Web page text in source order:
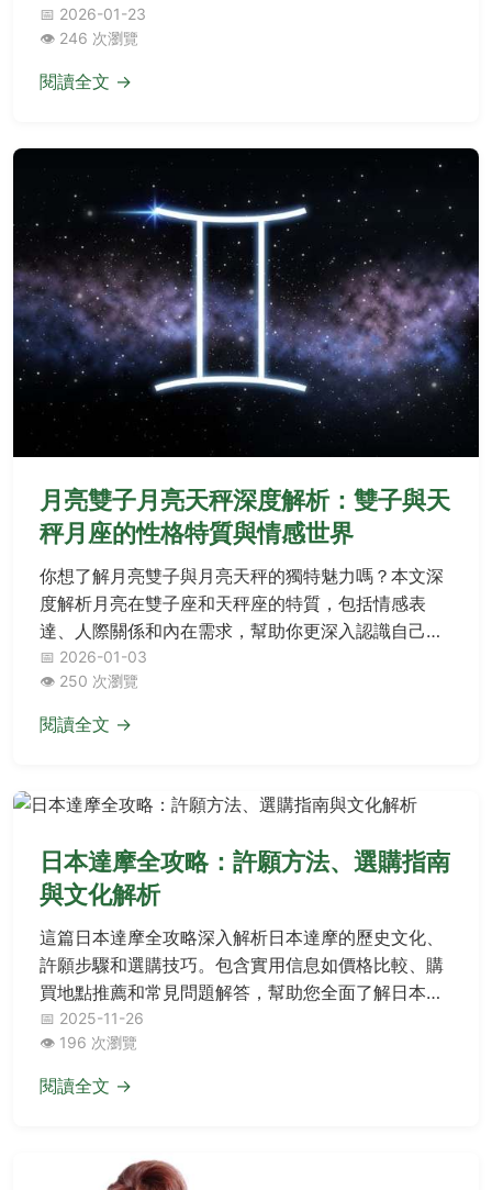
所有疑問！
📅 2026-01-23
👁️ 246 次瀏覽
閱讀全文 →
月亮雙子月亮天秤深度解析：雙子與天
秤月座的性格特質與情感世界
你想了解月亮雙子與月亮天秤的獨特魅力嗎？本文深
度解析月亮在雙子座和天秤座的特質，包括情感表
達、人際關係和內在需求，幫助你更深入認識自己與
他人。從溝通風格到情感需求，完整剖析這兩個風象
月亮星座的奧秘。
📅 2026-01-03
👁️ 250 次瀏覽
閱讀全文 →
日本達摩全攻略：許願方法、選購指南
與文化解析
這篇日本達摩全攻略深入解析日本達摩的歷史文化、
許願步驟和選購技巧。包含實用信息如價格比較、購
買地點推薦和常見問題解答，幫助您全面了解日本達
摩的實用價值與象徵意義。從初學者到收藏家，都能
找到有價值的內容，解決您所有關於日本達摩的疑
問。
📅 2025-11-26
👁️ 196 次瀏覽
閱讀全文 →